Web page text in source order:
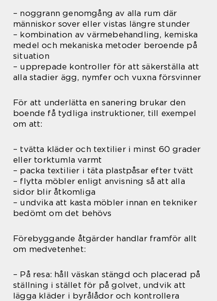
– noggrann genomgång av alla rum där
människor sover eller vistas längre stunder
– kombination av värmebehandling, kemiska
medel och mekaniska metoder beroende på
situation
– upprepade kontroller för att säkerställa att
alla stadier ägg, nymfer och vuxna försvinner
För att underlätta en sanering brukar den
boende få tydliga instruktioner, till exempel
om att:
– tvätta kläder och textilier i minst 60 grader
eller torktumla varmt
– packa textilier i täta plastpåsar efter tvätt
– flytta möbler enligt anvisning så att alla
sidor blir åtkomliga
– undvika att kasta möbler innan en tekniker
bedömt om det behövs
Förebyggande åtgärder handlar framför allt
om medvetenhet:
– På resa: håll väskan stängd och placerad på
ställning i stället för på golvet, undvik att
lägga kläder i byrålådor och kontrollera